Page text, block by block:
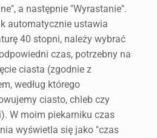
a następnie "Wyrastanie".
automatycznie ustawia
40 stopni, należy wybrać
czas, potrzebny na
ciasta (zgodnie z
według którego
ciasto, chleb czy
W moim piekarniku czas
wyświetla się jako "czas